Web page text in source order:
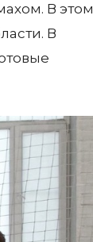
В этом
В